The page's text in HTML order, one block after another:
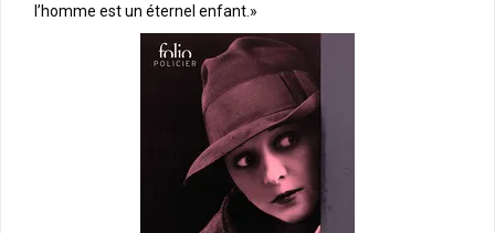
l’homme est un éternel enfant.»